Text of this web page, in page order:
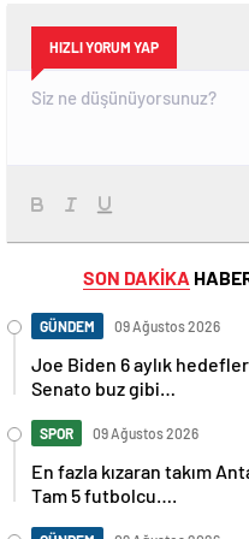
HIZLI YORUM YAP
SON DAKİKA
GÜNDEM 09 Ağustos 2026
Joe Biden 6 aylık
Senato buz gibi…
SPOR 09 Ağustos 2026
En fazla kızaran takım
Tam 5 futbolcu….